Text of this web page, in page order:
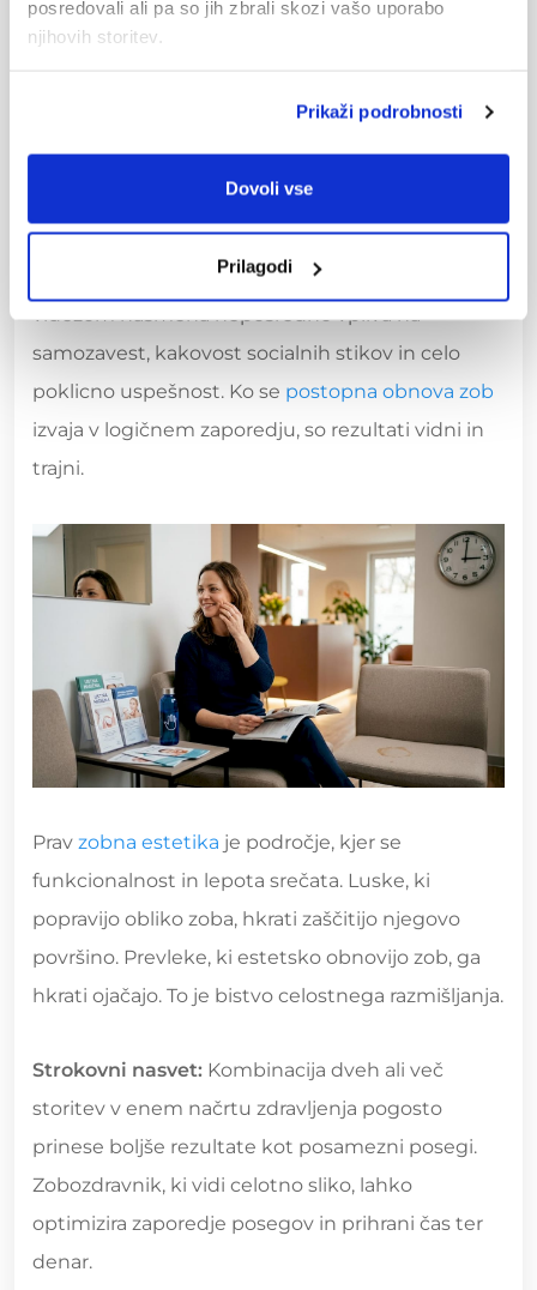
posredovali ali pa so jih zbrali skozi vašo uporabo
njihovih storitev.
Prikaži podrobnosti
Dovoli vse
Prilagodi
ugriz
oceni stanja zob
Estetski posegi imajo pri celostni obravnavi
posebno vlogo. Lepši nasmeh ni le kozmetična
zadeva. Raziskave kažejo, da zadovoljstvo z
videzom nasmeha neposredno vpliva na
samozavest, kakovost socialnih stikov in celo
poklicno uspešnost. Ko se postopna obnova zob
izvaja v logičnem zaporedju, so rezultati vidni in
trajni.
Prav zobna estetika je področje, kjer se
funkcionalnost in lepota srečata. Luske, ki
popravijo obliko zoba, hkrati zaščitijo njegovo
površino. Prevleke, ki estetsko obnovijo zob, ga
hkrati ojačajo. To je bistvo celostnega razmišljanja.
Strokovni nasvet: Kombinacija dveh ali več
storitev v enem načrtu zdravljenja pogosto
prinese boljše rezultate kot posamezni posegi.
Zobozdravnik, ki vidi celotno sliko, lahko
optimizira zaporedje posegov in prihrani čas ter
denar.